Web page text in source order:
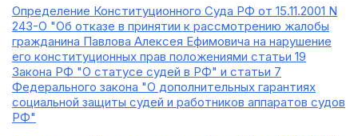
Определение Конституционного Суда РФ от 15.11.2001 N
243-О "Об отказе в принятии к рассмотрению жалобы
гражданина Павлова Алексея Ефимовича на нарушение
его конституционных прав положениями статьи 19
Закона РФ "О статусе судей в РФ" и статьи 7
Федерального закона "О дополнительных гарантиях
социальной защиты судей и работников аппаратов судов
РФ"